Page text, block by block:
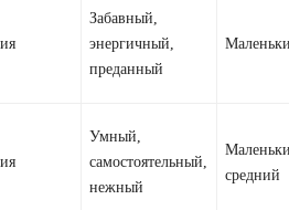
Забавный,
энергичный,
преданный
Умный,
самостоятельный,
нежный
средний